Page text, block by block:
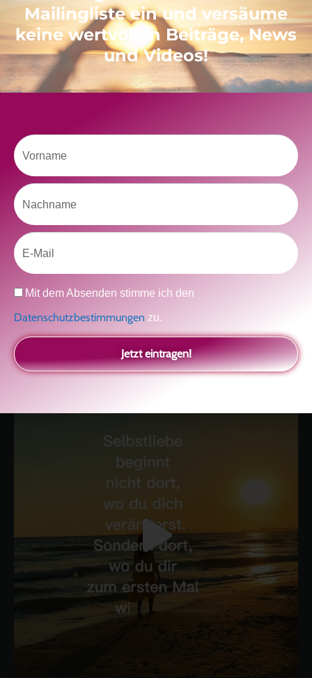
Like uns auf Facebook
Klicke hier, um Marketing-Cookies zu
kolitscher.by.biotic
Selbstliebe, Aussöhnung mit der Kindheit, Potenzial entfalten,
glückliche Beziehung-The Master KeyAsha und Marie-Luise
Kolitscher
Sisterlove
Mailingliste ein und versäume
keine wertvollen Beiträge, News
und Videos!
Vorname
Nachname
Email
Datenschutz
Mit dem Absenden stimme ich den
Datenschutzbestimmungen zu.
Jetzt eintragen!